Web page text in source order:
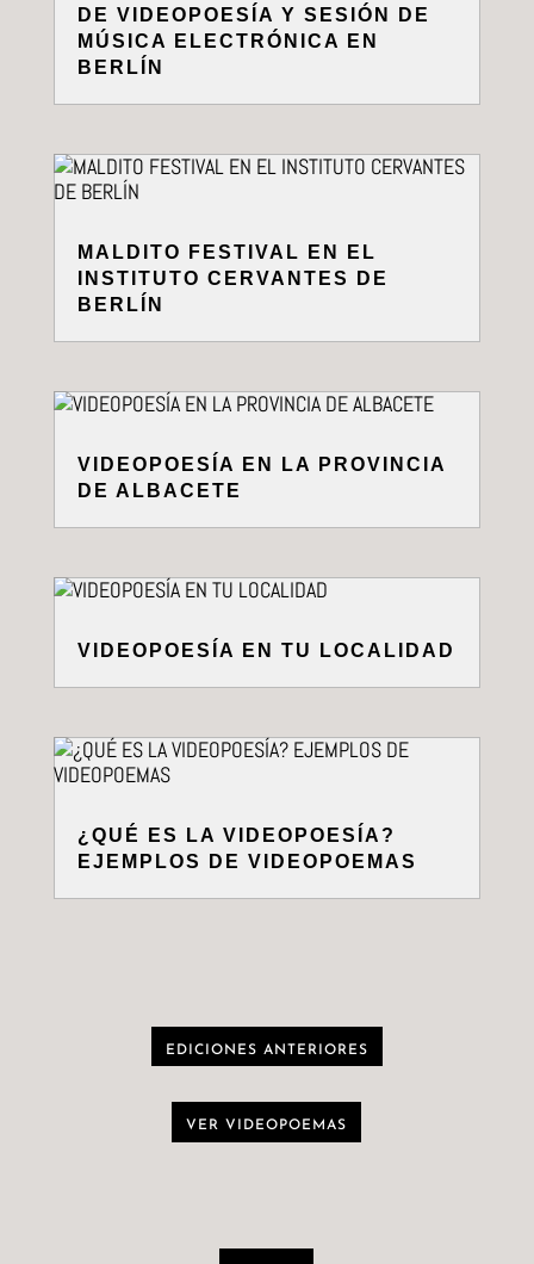
DE VIDEOPOESÍA Y SESIÓN DE
MÚSICA ELECTRÓNICA EN
BERLÍN
MALDITO FESTIVAL EN EL
INSTITUTO CERVANTES DE
BERLÍN
VIDEOPOESÍA EN LA PROVINCIA
DE ALBACETE
VIDEOPOESÍA EN TU LOCALIDAD
¿QUÉ ES LA VIDEOPOESÍA?
EJEMPLOS DE VIDEOPOEMAS
EDICIONES ANTERIORES
VER VIDEOPOEMAS